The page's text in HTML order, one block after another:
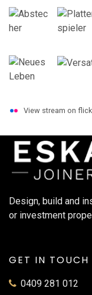
View stream on
Design, build and
or investment
GET IN TOUCH
0409 281 012